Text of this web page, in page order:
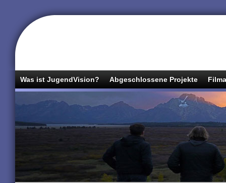
Was ist JugendVision? Abgeschlossene Projekte